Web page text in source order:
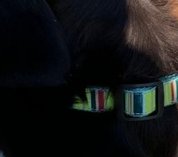
しつけ相談
その他のご案内